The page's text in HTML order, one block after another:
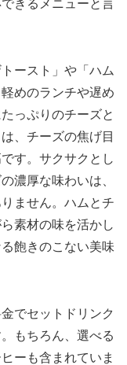
きるメニューと言
ースト」や「ハム
めのランチや遅め
っぷりのチーズと
、チーズの焦げ目
す。サクサクとし
濃厚な味わいは、
ません。ハムとチ
素材の味を活かし
飽きのこない美味
でセットドリンク
もちろん、選べる
ーも含まれていま